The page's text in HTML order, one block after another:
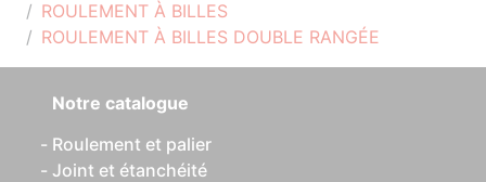
ROULEMENT À BILLES
ROULEMENT À BILLES DOUBLE RANGÉE
Notre catalogue
Roulement et palier
Joint et étanchéité